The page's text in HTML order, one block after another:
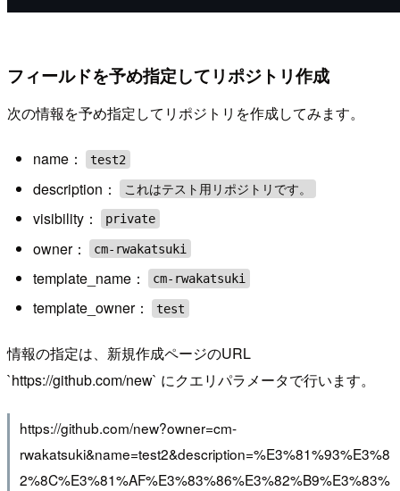
フィールドを予め指定してリポジトリ作成
次の情報を予め指定してリポジトリを作成してみます。
name： test2
description： これはテスト用リポジトリです。
visibility： private
owner： cm-rwakatsuki
template_name： cm-rwakatsuki
template_owner： test
情報の指定は、新規作成ページのURL
`https://github.com/new` にクエリパラメータで行います。
https://github.com/new?owner=cm-
rwakatsuki&name=test2&description=%E3%81%93%E3%8
2%8C%E3%81%AF%E3%83%86%E3%82%B9%E3%83%